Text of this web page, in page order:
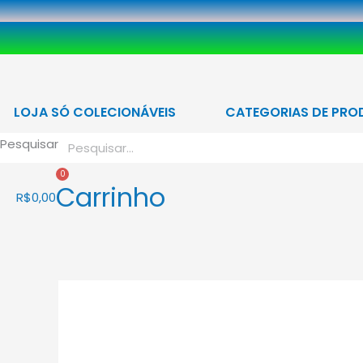
Ir
para
o
LOJA SÓ COLECIONÁVEIS CATEGORIAS DE
Pesquisar
R$0,00
0
Carrinho